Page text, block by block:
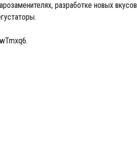
разработке новых вкусов